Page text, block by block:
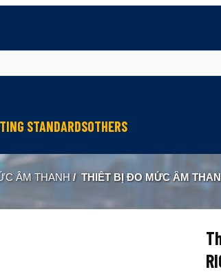
Chamber
STANDARDS
Testing
Resistance Testing
& Vibration
OTHERS
Cable Testing
Geometry Measurement
Optical Instruments
ÂM THANH / THIẾT BỊ ĐO MỨC ÂM